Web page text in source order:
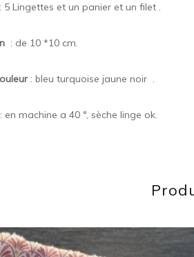
: 5 Lingettes et un panier et un filet .
: de 10 *10 cm.
: bleu turquoise jaune noir .
: en machine a 40 °, sèche linge ok.